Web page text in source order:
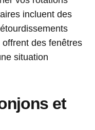
incluent des
des fenêtres
situation
et